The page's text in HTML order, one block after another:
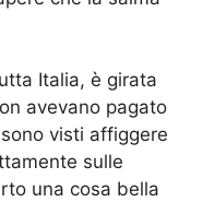
Italia, è girata
avevano pagato
visti affiggere
sulle
una cosa bella